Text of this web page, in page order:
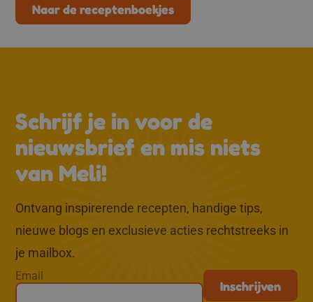
Naar de receptenboekjes
Schrijf je in voor de
nieuwsbrief en mis niets
van Meli!
Ontvang inspirerende recepten, handige tips,
nieuwe blogs en exclusieve acties rechtstreeks in
je mailbox.
Email